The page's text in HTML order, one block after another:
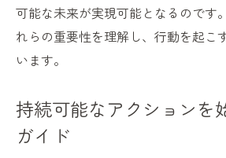
循環型経済の導入による
企業の社会的責任（CSR
持続可能な社会を目指した成
可能な未来が実現可能となるのです
れらの重要性を理解し、行動を起こ
います。
持続可能なアクションを
ガイド